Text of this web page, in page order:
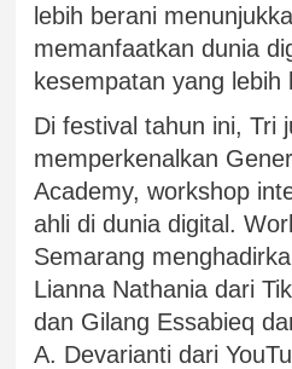
lebih berani
memanfaatkan dunia
kesempatan yang lebih
Di festival tahun ini, Tri
memperkenalkan
Academy, workshop
ahli di dunia digital.
Semarang
Lianna Nathania dari
dan Gilang Essabieq
A. Devarianti dari